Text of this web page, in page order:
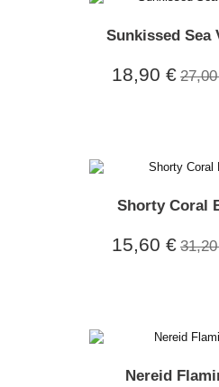
Sunkissed Sea
18,90 €
Shorty Coral
15,60 €
Nereid